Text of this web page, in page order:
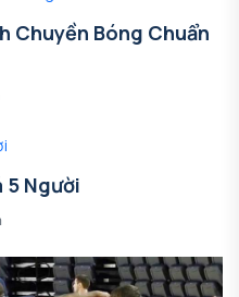
Chuyền Bóng Chuẩn
5 Người